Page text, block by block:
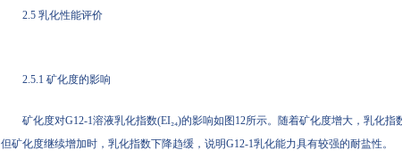
2.5 乳化性能评价
2.5.1 矿化度的影响
矿化度对G12-1溶液乳化指数(EI₂₄)的影响如图12所示。随着矿化度增大，乳化
但矿化度继续增加时，乳化指数下降趋缓，说明G12-1乳化能力具有较强的耐盐性。